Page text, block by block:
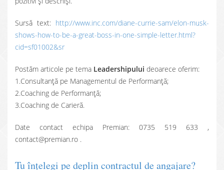
Sursă text: http://www.inc.com/diane-currie-sam/elon-musk-
shows-how-to-be-a-great-boss-in-one-simple-letter.html?
cid=sf01002&sr
Postăm articole pe tema Leadershipului deoarece oferim:
1.Consultanță pe Managementul de Performanță;
2.Coaching de Performanță;
3.Coaching de Carieră.
Date contact echipa Premian: 0735 519 633 ,
contact@premian.ro .
Tu înțelegi pe deplin contractul de angajare?